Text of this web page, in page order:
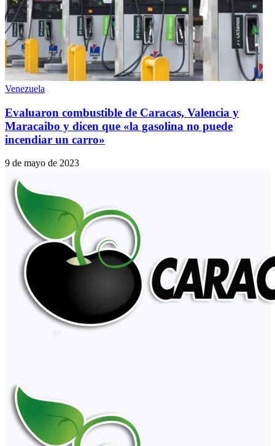
Venezuela
Evaluaron combustible de Caracas, Valencia y
Maracaibo y dicen que «la gasolina no puede
incendiar un carro»
9 de mayo de 2023